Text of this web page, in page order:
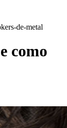
de-metal
como